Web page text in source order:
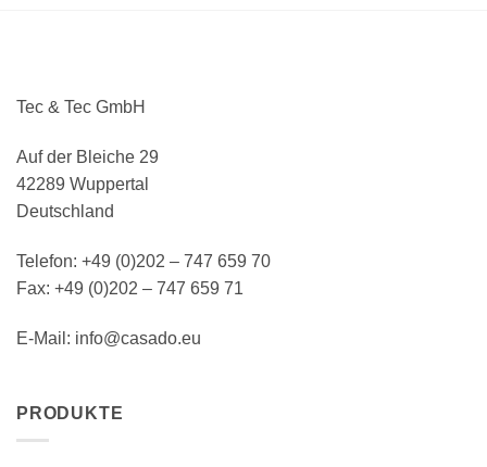
Tec & Tec GmbH
Auf der Bleiche 29
42289 Wuppertal
Deutschland
Telefon: +49 (0)202 – 747 659 70
Fax: +49 (0)202 – 747 659 71
E-Mail: info@casado.eu
PRODUKTE